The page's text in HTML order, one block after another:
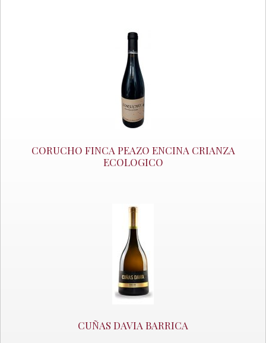
CORUCHO FINCA PEAZO ENCINA CRIANZA
ECOLOGICO
CUÑAS DAVIA BARRICA